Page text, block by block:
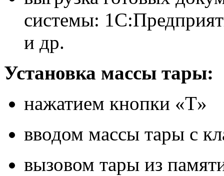
системы:
и др.
Установка массы тары:
нажатием кнопки «T»
вводом массы тары с
вызовом тары из